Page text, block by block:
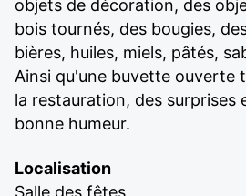
objets de décoration, des
bois tournés, des bougies,
bières, huiles, miels, pâtés,
Ainsi qu'une buvette ouverte
la restauration, des surprises
bonne humeur.
Localisation
Salle des fêtes